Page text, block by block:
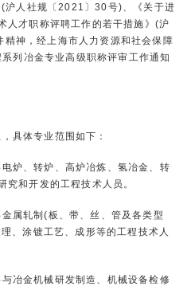
沪人社规〔2021〕30号)、《关于进
人才职称评聘工作的若干措施》(沪
神，经上海市人力资源和社会保障
列冶金专业高级职称评审工作通知
具体专业范围如下：
炉、转炉、高炉冶炼、氢冶金、转
究和开发的工程技术人员。
属轧制(板、带、丝、管及各类型
、涂镀工艺、成形等的工程技术人
冶金机械研发制造、机械设备检修